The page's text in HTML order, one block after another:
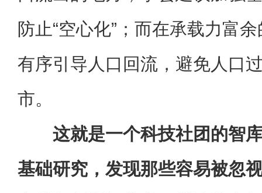
防止“空心化”；而在承载力富
有序引导人口回流，避免人口
市。
这就是一个科技社团的智
基础研究，发现那些容易被忽